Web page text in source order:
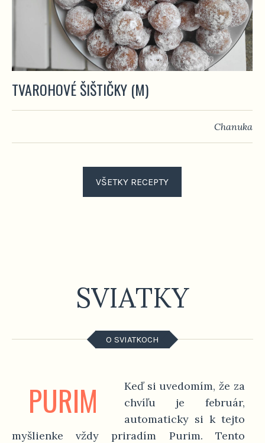
TVAROHOVÉ ŠIŠTIČKY (M)
Chanuka
VŠETKY RECEPTY
SVIATKY
O SVIATKOCH
PURIM
Keď si uvedomím, že za
chvíľu je február,
automaticky si k tejto
myšlienke vždy priradím Purim. Tento